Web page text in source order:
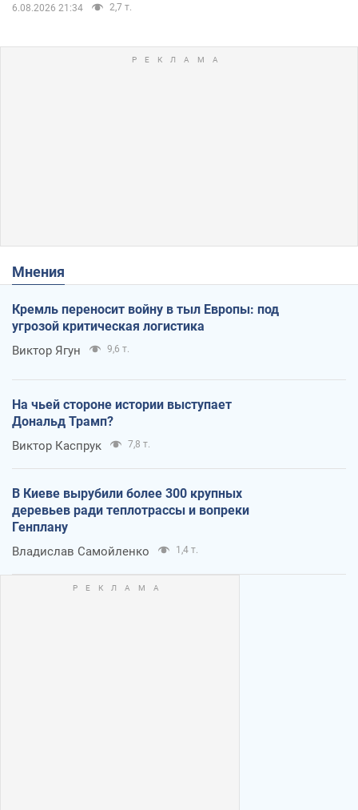
6.08.2026 21:34 2,7 т.
Мнения
Кремль переносит войну в тыл Европы: под
угрозой критическая логистика
Виктор Ягун 9,6 т.
На чьей стороне истории выступает
Дональд Трамп?
Виктор Каспрук 7,8 т.
В Киеве вырубили более 300 крупных
деревьев ради теплотрассы и вопреки
Генплану
Владислав Самойленко 1,4 т.